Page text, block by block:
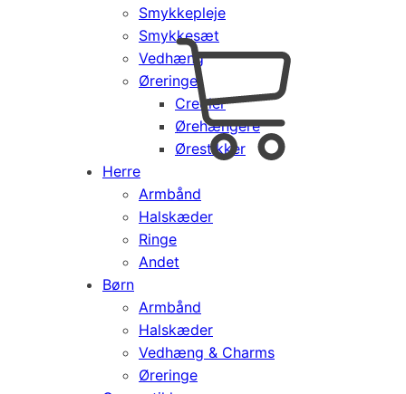
Smykkepleje
Smykkesæt
Vedhæng
Øreringe
Creoler
Ørehængere
Ørestikker
Herre
Armbånd
Halskæder
Ringe
Andet
Børn
Armbånd
Halskæder
Vedhæng & Charms
Øreringe
Products